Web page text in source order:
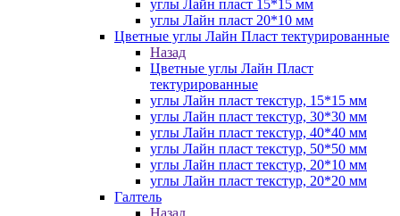
углы Лайн пласт 15*15 мм
углы Лайн пласт 20*10 мм
Цветные углы Лайн Пласт тектурированные
Назад
Цветные углы Лайн Пласт
тектурированные
углы Лайн пласт текстур, 15*15 мм
углы Лайн пласт текстур, 30*30 мм
углы Лайн пласт текстур, 40*40 мм
углы Лайн пласт текстур, 50*50 мм
углы Лайн пласт текстур, 20*10 мм
углы Лайн пласт текстур, 20*20 мм
Галтель
Назад